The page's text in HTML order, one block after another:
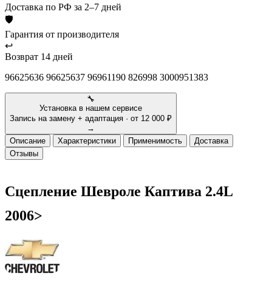
Доставка по РФ за 2–7 дней
🛡
Гарантия от производителя
↩
Возврат 14 дней
96625636 96625637 96961190 826998 3000951383
🔧
Установка в нашем сервисе
Запись на замену + адаптация · от 12 000 ₽
→
Описание
Характеристики Применимость
Доставка
Отзывы
Сцепление Шевроле Каптива 2.4L
2006>